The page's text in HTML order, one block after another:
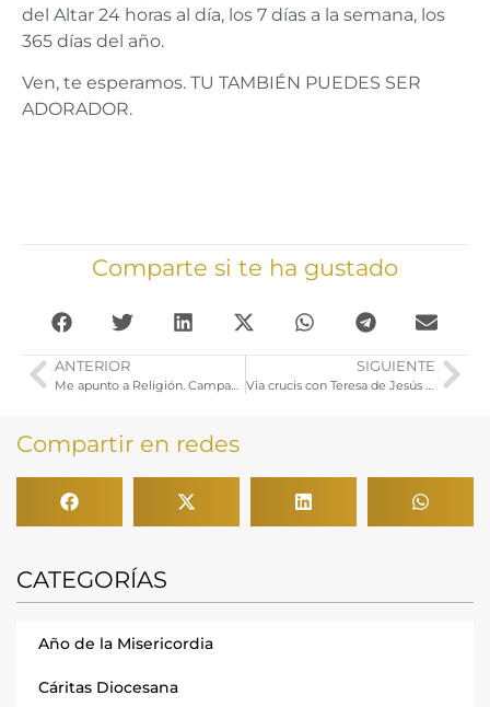
del Altar 24 horas al día, los 7 días a la semana, los
365 días del año.
Ven, te esperamos. TU TAMBIÉN PUEDES SER
ADORADOR.
Comparte si te ha gustado
ANTERIOR SIGUIENTE
Compartir en redes
CATEGORÍAS
Año de la Misericordia
Cáritas Diocesana